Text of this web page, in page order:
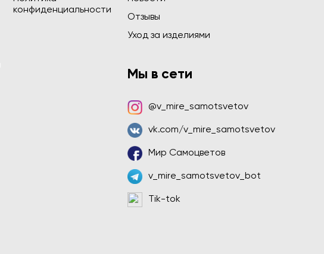
конфиденциальности
Отзывы
Уход за изделиями
Мы в сети
@v_mire_samotsvetov
vk.com/v_mire_samotsvetov
Мир Самоцветов
v_mire_samotsvetov_bot
Tik-tok